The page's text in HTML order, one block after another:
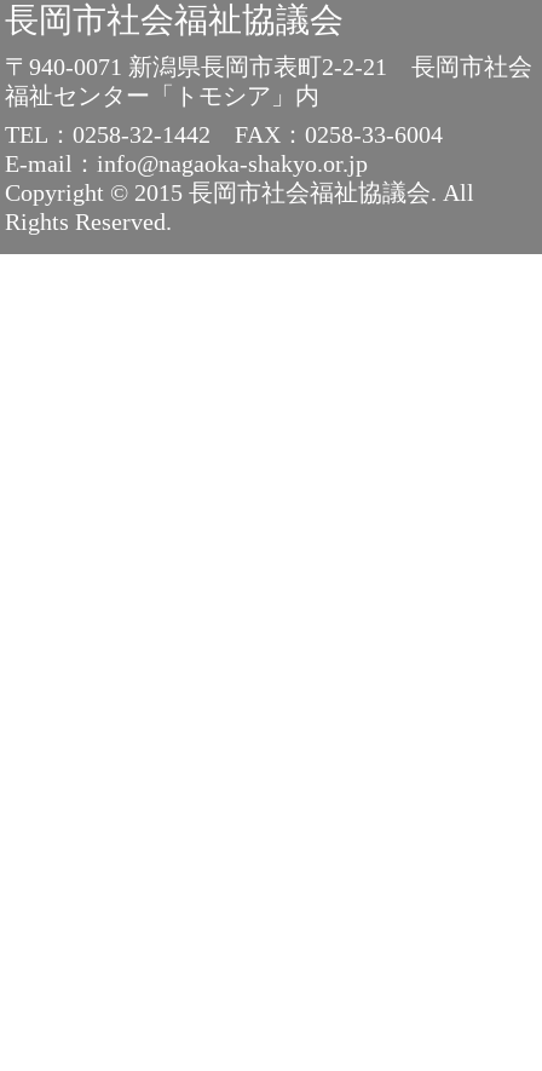
長岡市社会福祉協議会
〒940-0071 新潟県長岡市表町2-2-21 長岡市社会
福祉センター「トモシア」内
TEL：0258-32-1442
FAX：0258-33-6004
E-mail：info@nagaoka-shakyo.or.jp
Copyright © 2015 長岡市社会福祉協議会. All
Rights Reserved.